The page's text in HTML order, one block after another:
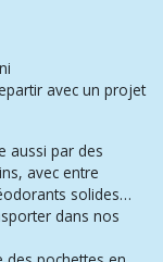
avec un projet
aussi par des
avec entre
solides…
dans nos